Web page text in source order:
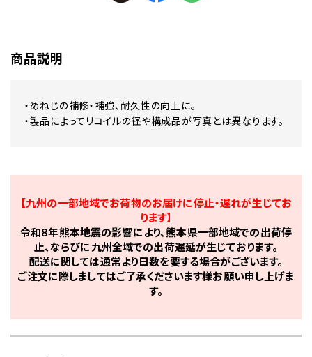
商品説明
・めねじの補修・補強、耐久性の向上に。
・製品によってリコイルの径や構成品が写真とは異なります。
【九州の一部地域でお荷物のお届けに停止・遅れが生じてお
ります】
令和8年熊本地震の影響により、熊本県一部地域での出荷停
止、ならびに九州全域での出荷遅延が生じております。
配送に関しては通常より日数を要する場合がございます。
ご注文に際しましてはご了承くださいます様お願い申し上げま
す。